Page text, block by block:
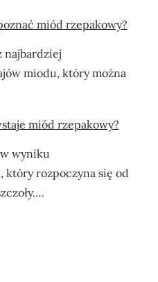
miód rzepakowy?
najbardziej
miodu, który można
miód rzepakowy?
wyniku
który rozpoczyna się od